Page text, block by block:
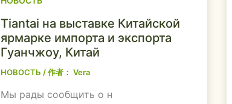
Tiantai на выставке Китайской
ярмарке импорта и экспорта
Гуанчжоу, Китай
НОВОСТЬ / 作者： Vera
Мы рады сообщить о н